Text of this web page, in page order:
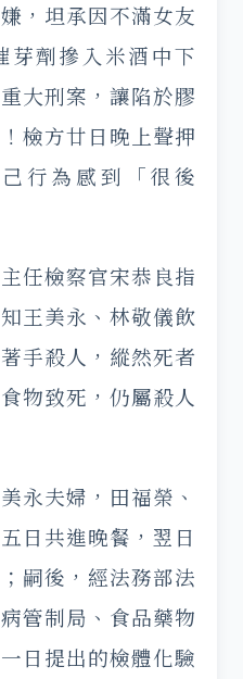
，坦承因不滿女友
芽劑摻入米酒中下
大刑案，讓陷於膠
檢方廿日晚上聲押
行為感到「很後
任檢察官宋恭良指
王美永、林敬儀飲
手殺人，縱然死者
物致死，仍屬殺人
永夫婦，田福榮、
日共進晚餐，翌日
嗣後，經法務部法
管制局、食品藥物
日提出的檢體化驗